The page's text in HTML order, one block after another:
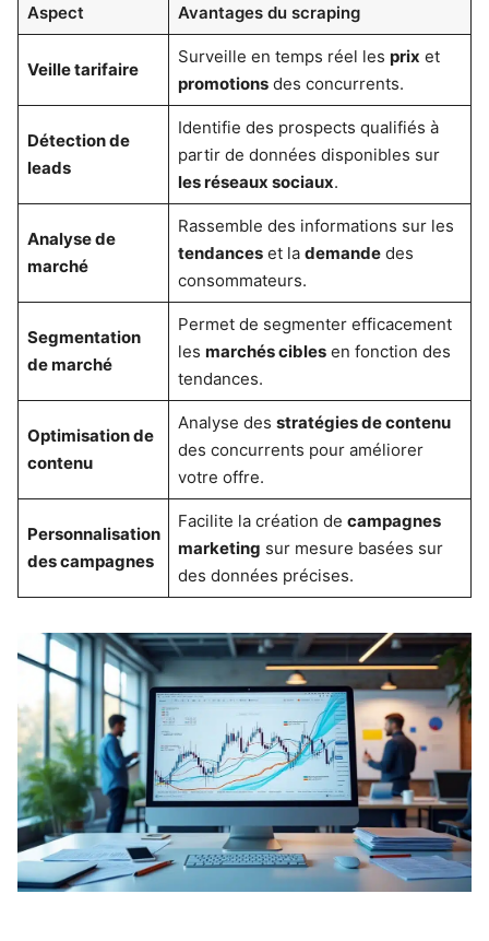
Aspect Avantages du scraping
Veille tarifaire
Surveille en temps réel les prix et
promotionsdes concurrents.
Détection de
leads
Identifie des prospects qualifiés à
partir de données disponibles sur
les réseaux sociaux.
Analyse de
marché
Rassemble des informations sur les
tendanceset la demandedes
consommateurs.
Segmentation
de marché
Permet de segmenter efficacement
les marchés ciblesen fonction des
tendances.
Optimisation de
contenu
Analyse des stratégies de contenu
des concurrents pour améliorer
votre offre.
Personnalisation
des campagnes
Facilite la création de campagnes
marketing sur mesure basées sur
des données précises.